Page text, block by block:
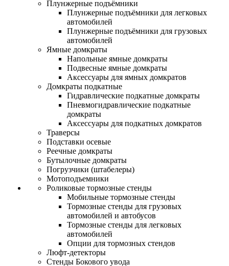
Плунжерные подъёмники
Плунжерные подъёмники для легковых
автомобилей
Плунжерные подъёмники для грузовых
автомобилей
Ямные домкраты
Напольные ямные домкраты
Подвесные ямные домкраты
Аксессуары для ямных домкратов
Домкраты подкатные
Гидравлические подкатные домкраты
Пневмогидравлические подкатные
домкраты
Аксессуары для подкатных домкратов
Траверсы
Подставки осевые
Реечные домкраты
Бутылочные домкраты
Погрузчики (штабелеры)
Мотоподъемники
Роликовые тормозные стенды
Мобильные тормозные стенды
Тормозные стенды для грузовых
автомобилей и автобусов
Тормозные стенды для легковых
автомобилей
Опции для тормозных стендов
Люфт-детекторы
Стенды Бокового увода